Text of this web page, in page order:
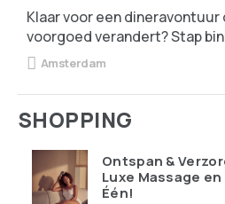
Klaar voor een
voorgoed verandert? Stap
Amsterdam
SHOPPING
Ontspan &
Luxe Massage
Één!